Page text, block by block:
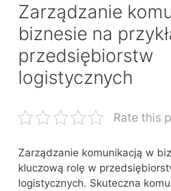
Zarządzanie
biznesie na
przedsiębiorstw
logistycznych
Rate this
Zarządzanie komunikacją w
kluczową rolę w
logistycznych. Skuteczna